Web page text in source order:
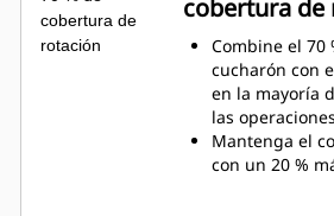
cobertura de
Combine el 70
cucharón con
en la mayoría
las
Mantenga el
con un 20 %